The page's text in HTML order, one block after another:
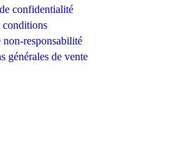
confidentialité
conditions
non-responsabilité
générales de vente